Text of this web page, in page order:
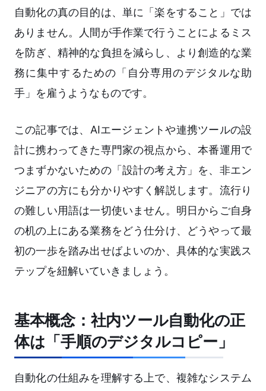
自動化の真の目的は、単に「楽をすること」では
ありません。人間が手作業で行うことによるミス
を防ぎ、精神的な負担を減らし、より創造的な業
務に集中するための「自分専用のデジタルな助
手」を雇うようなものです。
この記事では、AIエージェントや連携ツールの設
計に携わってきた専門家の視点から、本番運用で
つまずかないための「設計の考え方」を、非エン
ジニアの方にも分かりやすく解説します。流行り
の難しい用語は一切使いません。明日からご自身
の机の上にある業務をどう仕分け、どうやって最
初の一歩を踏み出せばよいのか、具体的な実践ス
テップを紐解いていきましょう。
基本概念：社内ツール自動化の正
体は「手順のデジタルコピー」
自動化の仕組みを理解する上で、複雑なシステム